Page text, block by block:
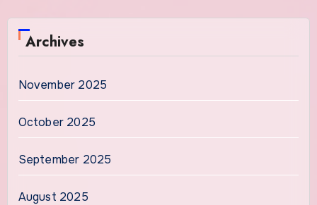
Archives
November 2025
October 2025
September 2025
August 2025